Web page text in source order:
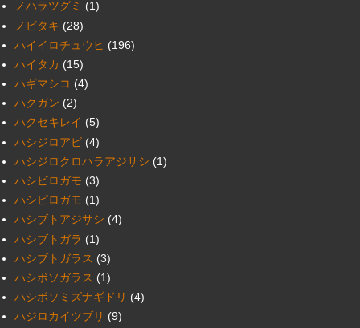
ノハラツグミ (1)
ノビタキ (28)
ハイイロチュウヒ (196)
ハイタカ (15)
ハギマシコ (4)
ハクガン (2)
ハクセキレイ (5)
ハシジロアビ (4)
ハシジロクロハラアジサシ (1)
ハシビロガモ (3)
ハシピロガモ (1)
ハシブトアジサシ (4)
ハシブトガラ (1)
ハシブトガラス (3)
ハシボソガラス (1)
ハシボソミズナギドリ (4)
ハジロカイツブリ (9)